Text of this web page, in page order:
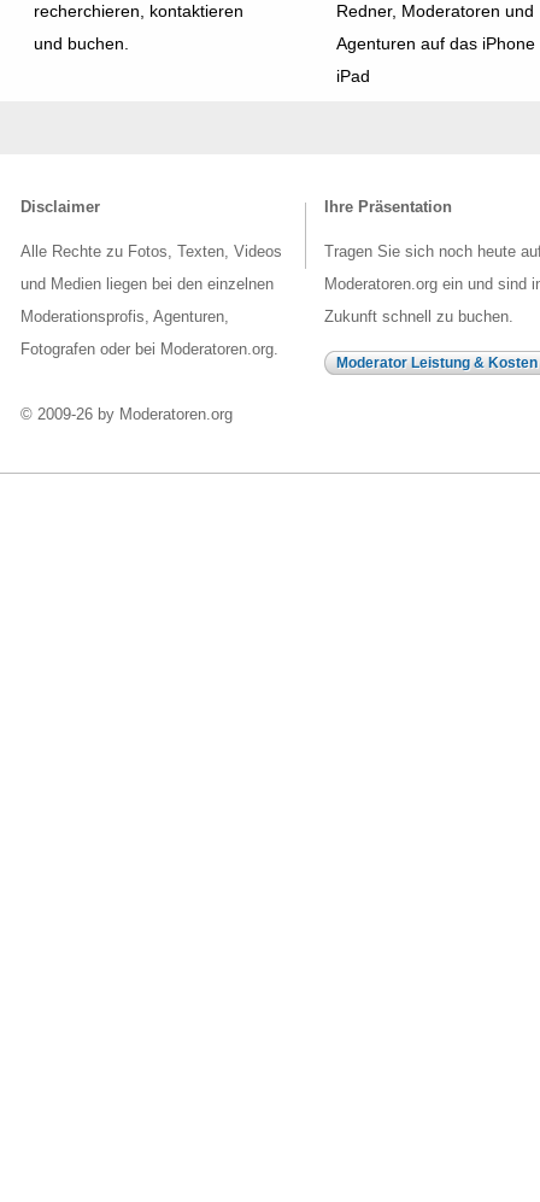
recherchieren, kontaktieren
und buchen.
Redner, Moderatoren und
Agenturen auf das iPhone
iPad
Disclaimer
Alle Rechte zu Fotos, Texten, Videos
und Medien liegen bei den einzelnen
Moderationsprofis, Agenturen,
Fotografen oder bei Moderatoren.org.
© 2009-26 by Moderatoren.org
Ihre Präsentation
Tragen Sie sich noch heute
Moderatoren.org ein und sind
Zukunft schnell zu buchen.
Moderator Leistung & Kosten